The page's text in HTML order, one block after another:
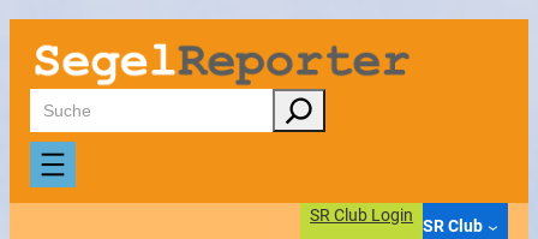
Zum
Inhalt
springen
Suchen
SR Club Login
SR Club